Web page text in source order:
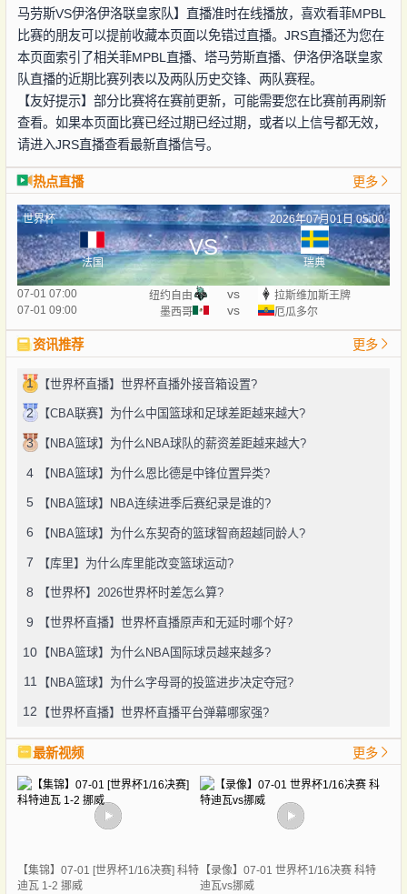
马劳斯VS伊洛伊洛联皇家队】直播准时在线播放，喜欢看菲MPBL
比赛的朋友可以提前收藏本页面以免错过直播。JRS直播还为您在
本页面索引了相关菲MPBL直播、塔马劳斯直播、伊洛伊洛联皇家
队直播的近期比赛列表以及两队历史交锋、两队赛程。
【友好提示】部分比赛将在赛前更新，可能需要您在比赛前再刷新
查看。如果本页面比赛已经过期已经过期，或者以上信号都无效，
请进入JRS直播查看最新直播信号。
热点直播 更多
世界杯 2026年07月01日 05:00
法国
VS
瑞典
07-01 07:00 纽约自由 vs
拉斯维加斯王牌
07-01 09:00
墨西哥 vs 厄瓜多尔
资讯推荐 更多
1 【世界杯直播】世界杯直播外接音箱设置?
2 【CBA联赛】为什么中国篮球和足球差距越来越大?
3 【NBA篮球】为什么NBA球队的薪资差距越来越大?
4 【NBA篮球】为什么恩比德是中锋位置异类?
5 【NBA篮球】NBA连续进季后赛纪录是谁的?
6 【NBA篮球】为什么东契奇的篮球智商超越同龄人?
7 【库里】为什么库里能改变篮球运动?
8 【世界杯】2026世界杯时差怎么算?
9 【世界杯直播】世界杯直播原声和无延时哪个好?
10 【NBA篮球】为什么NBA国际球员越来越多?
11 【NBA篮球】为什么字母哥的投篮进步决定夺冠?
12 【世界杯直播】世界杯直播平台弹幕哪家强?
最新视频 更多
【集锦】07-01 [世界杯1/16决赛] 科特
迪瓦 1-2 挪威
【录像】07-01 世界杯1/16决赛 科特
迪瓦vs挪威